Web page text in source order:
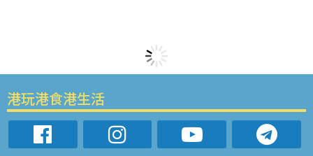
港玩港食港生活